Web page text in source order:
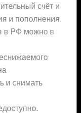
счёт и
и пополнения.
в РФ можно в
и снимать